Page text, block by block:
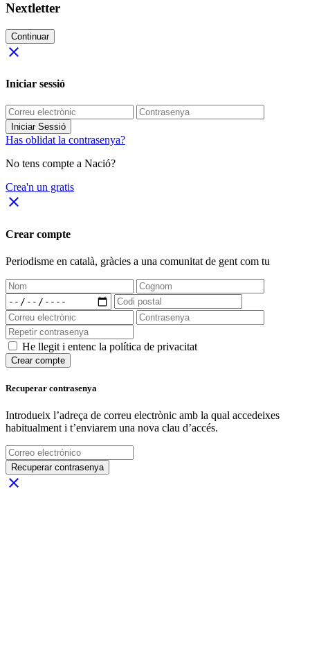
Nextletter
Continuar
close
Iniciar sessió
Iniciar Sessió
Has oblidat la contrasenya?
No tens compte a Nació?
Crea'n un gratis
close
Crear compte
Periodisme en català, gràcies a una comunitat de gent com tu
He llegit i entenc la política de privacitat
Crear compte
Recuperar contrasenya
Introdueix l’adreça de correu electrònic amb la qual accedeixes
habitualment i t’enviarem una nova clau d’accés.
Recuperar contrasenya
close